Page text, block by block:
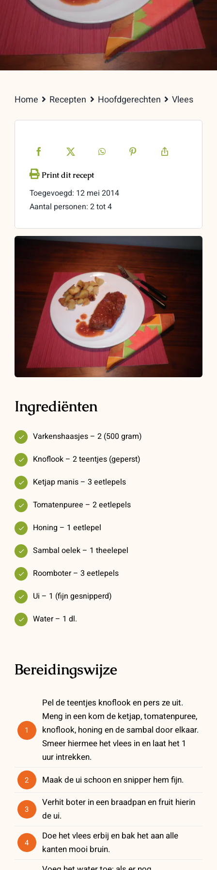
Home Recepten Hoofdgerechten Vlees
Toegevoegd: 12 mei 2014
Aantal personen: 2 tot 4
Ingrediënten
Varkenshaasjes – 2 (500 gram)
Knoflook – 2 teentjes (geperst)
Ketjap manis – 3 eetlepels
Tomatenpuree – 2 eetlepels
Honing – 1 eetlepel
Sambal oelek – 1 theelepel
Roomboter – 3 eetlepels
Ui – 1 (fijn gesnipperd)
Water – 1 dl.
Bereidingswijze
1
Pel de teentjes knoflook en pers ze uit.
Meng in een kom de ketjap, tomatenpuree,
knoflook, honing en de sambal door elkaar.
Smeer hiermee het vlees in en laat het 1
uur intrekken.
2 Maak de ui schoon en snipper hem fijn.
3
Verhit boter in een braadpan en fruit hierin
de ui.
4
Doe het vlees erbij en bak het aan alle
kanten mooi bruin.